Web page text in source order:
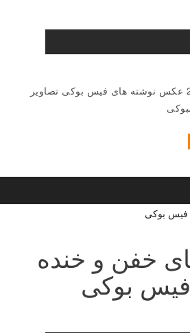
عکسهای فیسبوکی 2016 عکس نوشته های فیس بوکی تصاویر
خفن و خنده
فیس بوکی